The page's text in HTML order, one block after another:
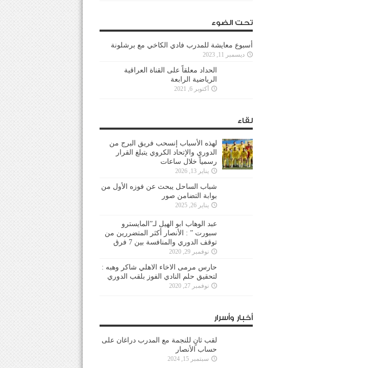
تحت الضوء
أسبوع معايشة للمدرب فادي الكاخي مع برشلونة
ديسمبر 11, 2023
الحداد معلقاً على القناة العراقية
الرياضية الرابعة
أكتوبر 6, 2021
لقاء
لهذه الأسباب إنسحب فريق البرج من
الدوري والإتحاد الكروي يتبلغ القرار
رسمياً خلال ساعات
يناير 13, 2026
شباب الساحل يبحث عن فوزه الأول من
بوابة التضامن صور
يناير 26, 2025
عبد الوهاب ابو الهيل لـ”المايسترو
سبورت ” : الأنصار أكثر المتضررين من
توقف الدوري والمنافسة بين 7 فرق
نوفمبر 29, 2020
حارس مرمى الاخاء الاهلي شاكر وهبه :
لتحقيق حلم النادي الفوز بلقب الدوري
نوفمبر 27, 2020
أخبار وأسرار
لقب ثانٍ للنجمة مع المدرب دراغان على
حساب الأنصار
سبتمبر 15, 2024